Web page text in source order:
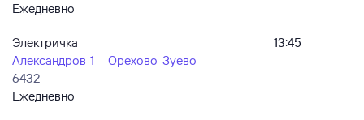
Ежедневно
Электричка
Александров-1 — Орехово-Зуево
6432
Ежедневно
13:45